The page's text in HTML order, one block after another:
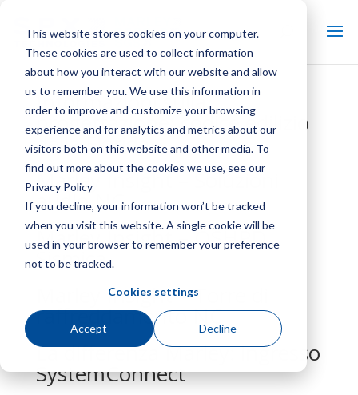
This website stores cookies on your computer.
These cookies are used to collect information
about how you interact with our website and allow
us to remember you. We use this information in
order to improve and customize your browsing
experience and for analytics and metrics about our
visitors both on this website and other media. To
find out more about the cookies we use, see our
Privacy Policy
If you decline, your information won’t be tracked
when you visit this website. A single cookie will be
used in your browser to remember your preference
not to be tracked.
Cookies settings
Accept Decline
Informazioni sulla
progettazione: codice edilizio
della Florida
Marley Insight – Soluzioni
audio NC
Marley Insight – OSHPD
Sismica
Marley Insight – Torre di
raffreddamento NC
La differenza Marley: ingresso
SystemConnect